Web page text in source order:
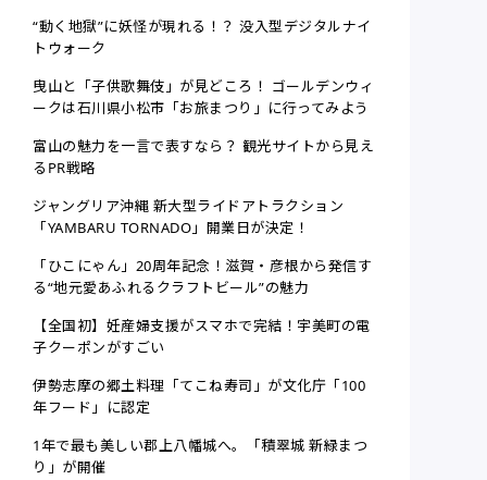
“動く地獄”に妖怪が現れる！？ 没入型デジタルナイ
トウォーク
曳山と「子供歌舞伎」が見どころ！ ゴールデンウィ
ークは石川県小松市「お旅まつり」に行ってみよう
富山の魅力を一言で表すなら？ 観光サイトから見え
るPR戦略
ジャングリア沖縄 新大型ライドアトラクション
「YAMBARU TORNADO」開業日が決定！
「ひこにゃん」20周年記念！滋賀・彦根から発信す
る“地元愛あふれるクラフトビール”の魅力
【全国初】妊産婦支援がスマホで完結！宇美町の電
子クーポンがすごい
伊勢志摩の郷土料理「てこね寿司」が文化庁「100
年フード」に認定
1年で最も美しい郡上八幡城へ。「積翠城 新緑まつ
り」が開催